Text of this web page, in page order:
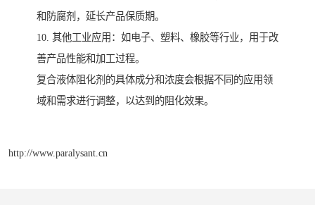
和防腐剂，延长产品保质期。
10. 其他工业应用：如电子、塑料、橡胶等行业，用于改
善产品性能和加工过程。
复合液体阻化剂的具体成分和浓度会根据不同的应用领
域和需求进行调整，以达到的阻化效果。
http://www.paralysant.cn